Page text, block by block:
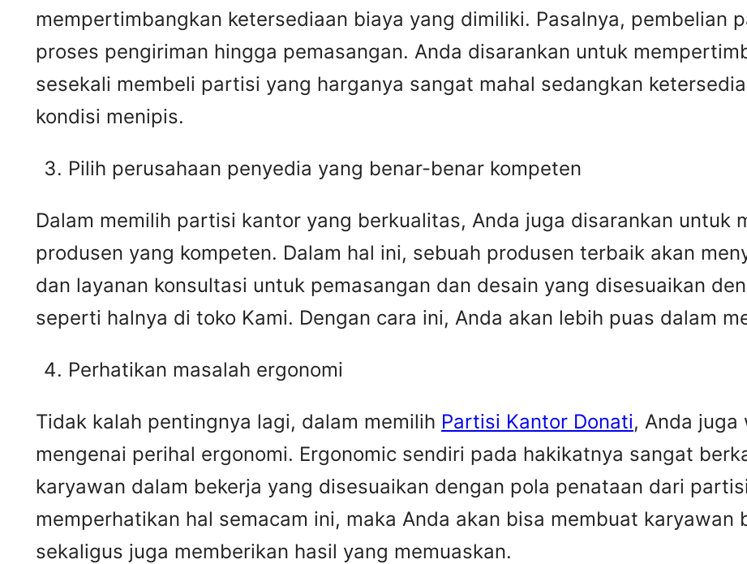
mempertimbangkan ketersediaan biaya yang dimiliki. Pasalnya, pembelian
proses pengiriman hingga pemasangan. Anda disarankan untuk
sesekali membeli partisi yang harganya sangat mahal sedangkan
kondisi menipis.
Pilih perusahaan penyedia yang benar-benar kompeten
Dalam memilih partisi kantor yang berkualitas, Anda juga disarankan untuk
produsen yang kompeten. Dalam hal ini, sebuah produsen terbaik akan
dan layanan konsultasi untuk pemasangan dan desain yang disesuaikan
seperti halnya di toko Kami. Dengan cara ini, Anda akan lebih puas dalam
Perhatikan masalah ergonomi
Tidak kalah pentingnya lagi, dalam memilih Partisi Kantor Donati, Anda
mengenai perihal ergonomi. Ergonomic sendiri pada hakikatnya sangat
karyawan dalam bekerja yang disesuaikan dengan pola penataan dari
memperhatikan hal semacam ini, maka Anda akan bisa membuat karyawan
sekaligus juga memberikan hasil yang memuaskan.